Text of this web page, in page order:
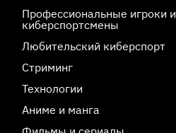
Профессиональные игроки и
киберспортсмены
Любительский киберспорт
Стриминг
Технологии
Аниме и манга